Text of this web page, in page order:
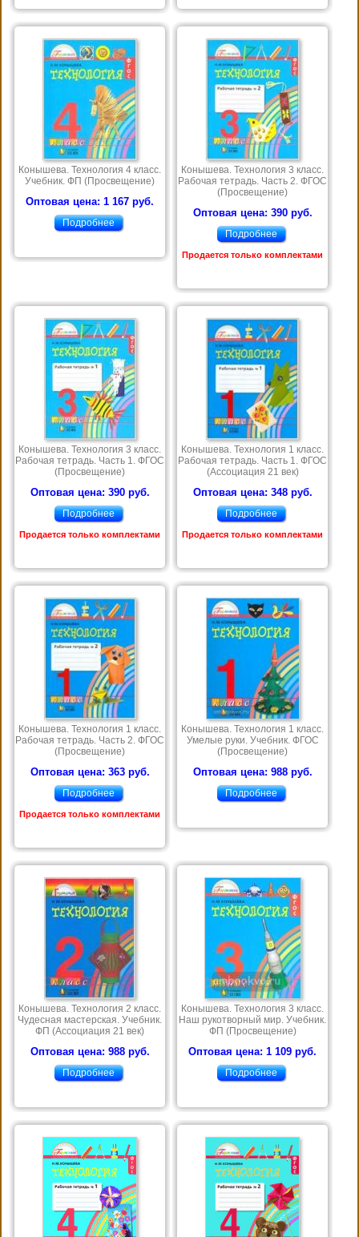
Конышева. Технология 4 класс.
Учебник. ФП (Просвещение)
Оптовая цена: 1 167 руб.
Подробнее
Конышева. Технология 3 класс.
Рабочая тетрадь. Часть 2. ФГОС
(Просвещение)
Оптовая цена: 390 руб.
Подробнее
Продается только комплектами
Конышева. Технология 3 класс.
Рабочая тетрадь. Часть 1. ФГОС
(Просвещение)
Оптовая цена: 390 руб.
Подробнее
Продается только комплектами
Конышева. Технология 1 класс.
Рабочая тетрадь. Часть 1. ФГОС
(Ассоциация 21 век)
Оптовая цена: 348 руб.
Подробнее
Продается только комплектами
Конышева. Технология 1 класс.
Рабочая тетрадь. Часть 2. ФГОС
(Просвещение)
Оптовая цена: 363 руб.
Подробнее
Продается только комплектами
Конышева. Технология 1 класс.
Умелые руки. Учебник. ФГОС
(Просвещение)
Оптовая цена: 988 руб.
Подробнее
Конышева. Технология 2 класс.
Чудесная мастерская. Учебник.
ФП (Ассоциация 21 век)
Оптовая цена: 988 руб.
Подробнее
Конышева. Технология 3 класс.
Наш рукотворный мир. Учебник.
ФП (Просвещение)
Оптовая цена: 1 109 руб.
Подробнее